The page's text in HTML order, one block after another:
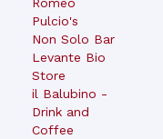
Pulcio's
Non Solo Bar
Levante Bio
Store
il Balubino -
Drink and
Coffee